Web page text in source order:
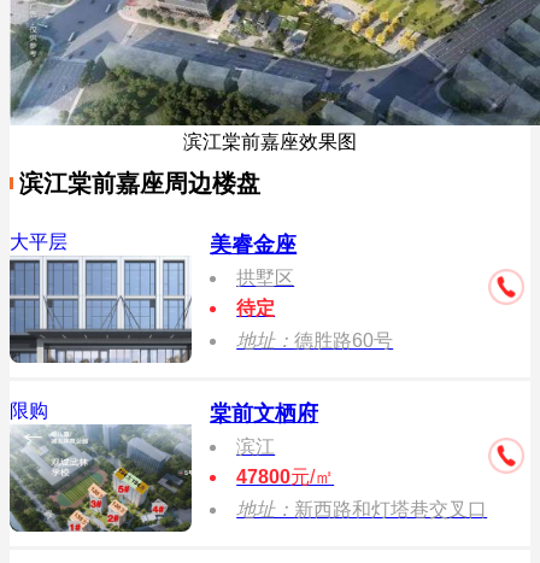
滨江棠前嘉座效果图
滨江棠前嘉座周边楼盘
大平层 美睿金座
拱墅区
待定
地址：德胜路60号
限购 棠前文栖府
滨江
47800元/㎡
地址： 新西路和灯塔巷交叉口